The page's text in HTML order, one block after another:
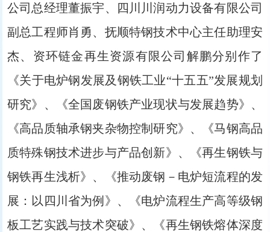
公司总经理董振宇、四川川润动力设备有限公司
副总工程师肖勇、抚顺特钢技术中心主任助理安
杰、资环链金再生资源有限公司解鹏分别作了
《关于电炉钢发展及钢铁工业“十五五”发展规划
研究》、《全国废钢铁产业现状与发展趋势》、
《高品质轴承钢夹杂物控制研究》、《马钢高品
质特殊钢技术进步与产品创新》、《再生钢铁与
钢铁再生浅析》、《推动废钢－电炉短流程的发
展：以四川省为例》、《电炉流程生产高等级钢
板工艺实践与技术突破》、《再生钢铁熔体深度